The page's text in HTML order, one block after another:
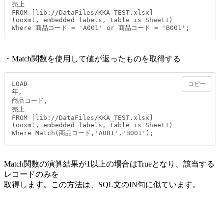
売上
FROM [lib://DataFiles/KKA_TEST.xlsx]
(ooxml, embedded labels, table is Sheet1)
Where 商品コード = 'A001' or 商品コード = 'B001';
・Match関数を使用して値が返ったものを取得する
LOAD
年,
商品コード,
売上
FROM [lib://DataFiles/KKA_TEST.xlsx]
(ooxml, embedded labels, table is Sheet1)
Where Match(商品コード,'A001','B001');
コピー
Match関数の演算結果が1以上の場合はTrueとなり、該当する
レコードのみを
取得します。この方法は、SQL文のIN句に似ています。